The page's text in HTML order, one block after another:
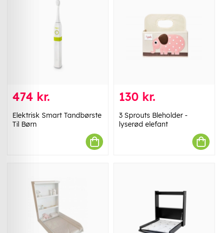
474 kr.
Elektrisk Smart Tandbørste
Til Børn
130 kr.
3 Sprouts Bleholder -
lyserød elefant